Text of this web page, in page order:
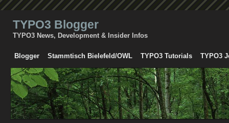
TYPO3 Blogger
TYPO3 News, Development & Insider Infos
Blogger Stammtisch Bielefeld/OWL TYPO3 Tutorials TYPO3